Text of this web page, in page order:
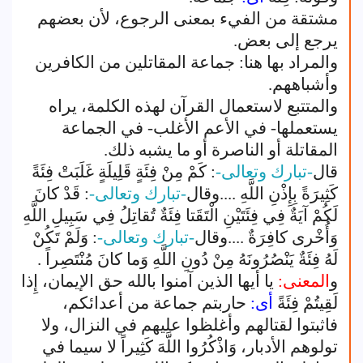
مشتقة من الفيء بمعنى الرجوع، لأن بعضهم
يرجع إلى بعض.
والمراد بها هنا: جماعة المقاتلين من الكافرين
وأشباههم.
والمتتبع لاستعمال القرآن لهذه الكلمة، يراه
يستعملها- في الأعم الأغلب- في الجماعة
المقاتلة أو الناصرة أو ما يشبه ذلك.
قال-تبارك وتعالى-: كَمْ مِنْ فِئَةٍ قَلِيلَةٍ غَلَبَتْ فِئَةً
كَثِيرَةً بِإِذْنِ اللَّهِ ....وقال-تبارك وتعالى-: قَدْ كانَ
لَكُمْ آيَةٌ فِي فِئَتَيْنِ الْتَقَتا فِئَةٌ تُقاتِلُ فِي سَبِيلِ اللَّهِ
وَأُخْرى كافِرَةٌ ....وقال-تبارك وتعالى-: وَلَمْ تَكُنْ
لَهُ فِئَةٌ يَنْصُرُونَهُ مِنْ دُونِ اللَّهِ وَما كانَ مُنْتَصِراً .
و المعنى: يا أيها الذين آمنوا بالله حق الإيمان، إِذا
لَقِيتُمْ فِئَةً أى: حاربتم جماعة من أعدائكم،
فاثبتوا لقتالهم وأغلظوا عليهم في النزال، ولا
تولوهم الأدبار، وَاذْكُرُوا اللَّهَ كَثِيراً لا سيما في